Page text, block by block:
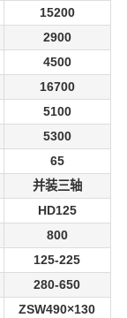
15200
2900
4500
16700
5100
5300
65
并装三轴
HD125
800
125-225
280-650
ZSW490×130